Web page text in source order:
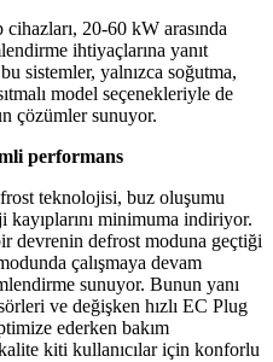
20-60 kW arasında
ihtiyaçlarına yanıt
sistemler, yalnızca soğutma,
model seçenekleriyle de
çözümler sunuyor.
performans
teknolojisi, buz oluşumu
kayıplarını minimuma indiriyor.
devrenin defrost moduna geçtiği
çalışmaya devam
sunuyor. Bunun yanı
ve değişken hızlı EC Plug
ederken bakım
kiti kullanıcılar için konforlu